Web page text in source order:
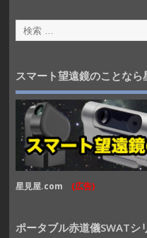
スマート望遠鏡のことなら
星見屋.com (広告)
ポータブル赤道儀SWATシ